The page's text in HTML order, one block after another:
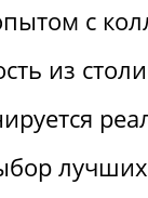
с
из
лучших